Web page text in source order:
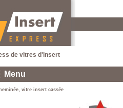
de vitres d'insert
Menu
vitre insert cassée